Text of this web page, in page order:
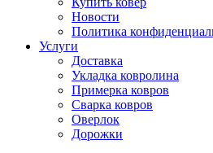
Новости
Политика
Услуги
Доставка
Укладка ковролина
Примерка ковров
Сварка ковров
Оверлок
Дорожки